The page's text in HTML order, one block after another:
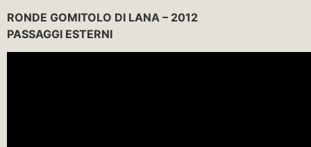
RONDE GOMITOLO DI LANA – 2012
PASSAGGI ESTERNI